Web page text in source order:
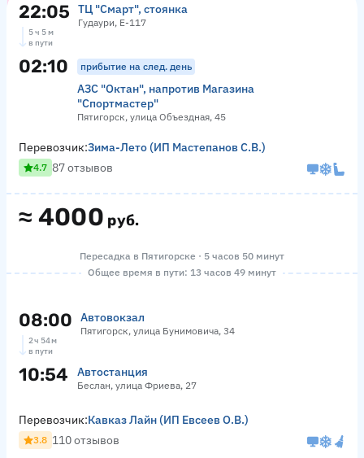
22:05 ТЦ "Смарт", стоянка
Гудаури, Е-117
5 ч 5 м
в пути
02:10 прибытие на след. день
АЗС "Октан", напротив Магазина
"Спортмастер"
Пятигорск, улица Объездная, 45
≈ 4000 руб.
Перевозчик:Зима-Лето (ИП Мастепанов С.В.)
4.7 87 отзывов
Пересадка в Пятигорске · 5 часов 50 минут
Общее время в пути: 13 часов 49 минут
08:00 Автовокзал
Пятигорск, улица Бунимовича, 34
2 ч 54 м
в пути
10:54 Автостанция
Беслан, улица Фриева, 27
Перевозчик:Кавказ Лайн (ИП Евсеев О.В.)
3.8 110 отзывов